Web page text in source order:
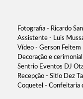
Fotografia - Ricardo
Assistente - Luis
Vídeo - Gerson Feitem
Decoração e
Sentrio Eventos DJ
Recepção - Sitio Dez
Coquetel - Confeitaria